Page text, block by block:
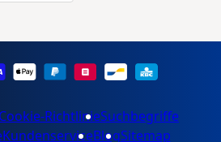
RichtlinieSuchbegriffe
KundenserviceBlogSitemap